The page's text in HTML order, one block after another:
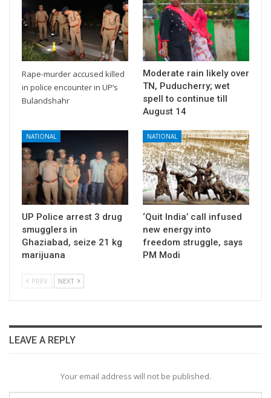
Rape-murder accused killed
in police encounter in UP’s
Bulandshahr
Moderate rain likely over
TN, Puducherry; wet
spell to continue till
August 14
NATIONAL
UP Police arrest 3 drug
smugglers in
Ghaziabad, seize 21 kg
marijuana
NATIONAL
‘Quit India’ call infused
new energy into
freedom struggle, says
PM Modi
PREV NEXT
LEAVE A REPLY
Your email address will not be published.